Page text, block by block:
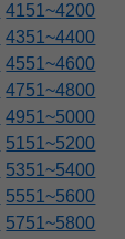
4151~4200
4351~4400
4551~4600
4751~4800
4951~5000
5151~5200
5351~5400
5551~5600
5751~5800